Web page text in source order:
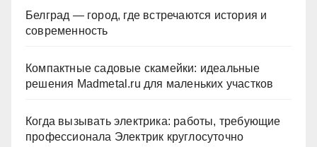
Белград — город, где встречаются история и
современность
Компактные садовые скамейки: идеальные
решения Madmetal.ru для маленьких участков
Когда вызывать электрика: работы, требующие
профессионала Электрик круглосуточно